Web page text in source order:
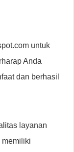
untuk
Anda
dan berhasil
layanan
memiliki